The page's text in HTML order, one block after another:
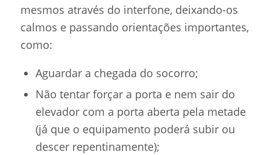
mesmos através do interfone, deixando-os
calmos e passando orientações importantes,
como:
Aguardar a chegada do socorro;
Não tentar forçar a porta e nem sair do
elevador com a porta aberta pela metade
(já que o equipamento poderá subir ou
descer repentinamente);